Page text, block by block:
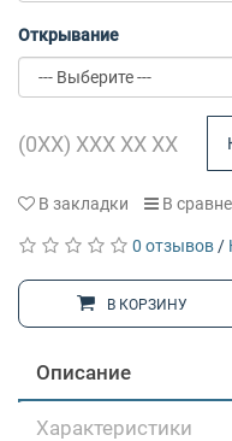
Открывание
В закладки В
0 отзывов /
В КОРЗИНУ
Описание
Характеристики